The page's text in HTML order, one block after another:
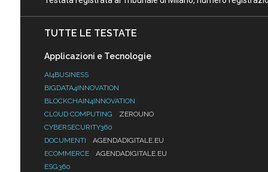
TUTTE LE TESTATE
Applicazioni e Tecnologie
AI4BUSINESS
BIGDATA4INNOVATION
BLOCKCHAIN4INNOVATION
CLOUD COMPUTING
ZEROUNO
CYBERSECURITY360
DOCUMENTI
AGENDADIGITALE.EU
ECOMMERCE
AGENDADIGITALE.EU
ESG360